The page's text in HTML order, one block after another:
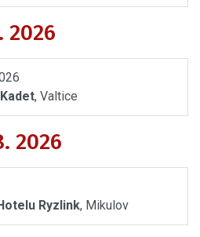
2026
, Valtice
2026
Ryzlink, Mikulov